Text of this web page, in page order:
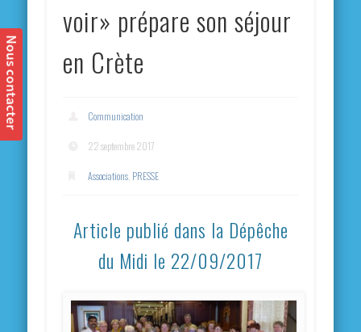
voir» prépare son séjour
en Crète
Communication
22 septembre 2017
Associations PRESSE
Article publié dans la Dépêche
du Midi le 22/09/2017